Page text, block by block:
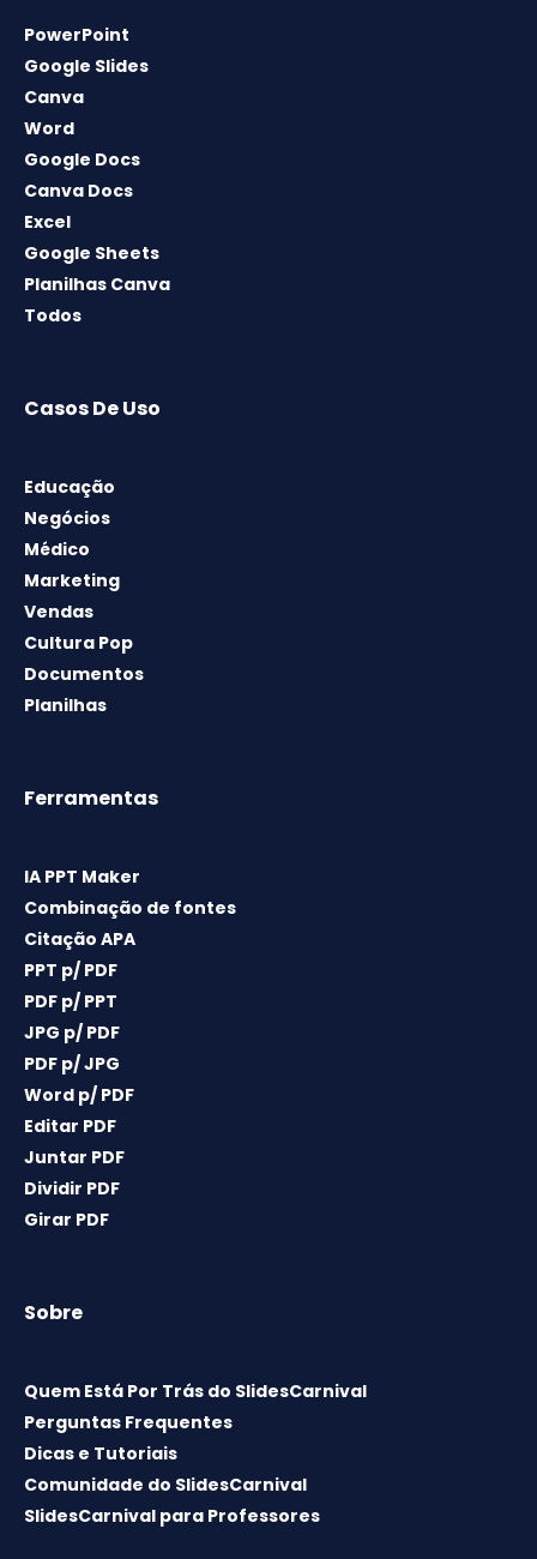
PowerPoint
Google Slides
Canva
Word
Google Docs
Canva Docs
Excel
Google Sheets
Planilhas Canva
Todos
Casos De Uso
Educação
Negócios
Médico
Marketing
Vendas
Cultura Pop
Documentos
Planilhas
Ferramentas
IA PPT Maker
Combinação de fontes
Citação APA
PPT p/ PDF
PDF p/ PPT
JPG p/ PDF
PDF p/ JPG
Word p/ PDF
Editar PDF
Juntar PDF
Dividir PDF
Girar PDF
Sobre
Quem Está Por Trás do SlidesCarnival
Perguntas Frequentes
Dicas e Tutoriais
Comunidade do SlidesCarnival
SlidesCarnival para Professores